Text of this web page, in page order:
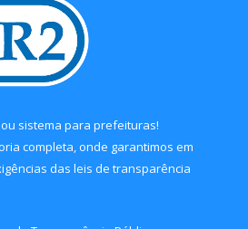
ou sistema para prefeituras!
completa, onde garantimos em
das leis de transparência